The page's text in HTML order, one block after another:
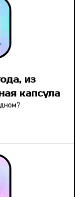
из
капсула